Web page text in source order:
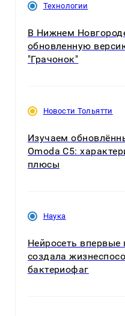
Технологии
В Нижнем
обновленную
"Грачонок"
Новости Тольятти
Изучаем
Omoda C5:
плюсы
Наука
Нейросеть впервые
создала
бактериофаг